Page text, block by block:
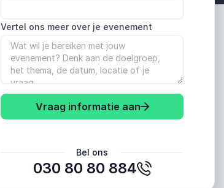
Vertel ons meer over je evenement
Vraag informatie aan
Bel ons
030 80 80 884